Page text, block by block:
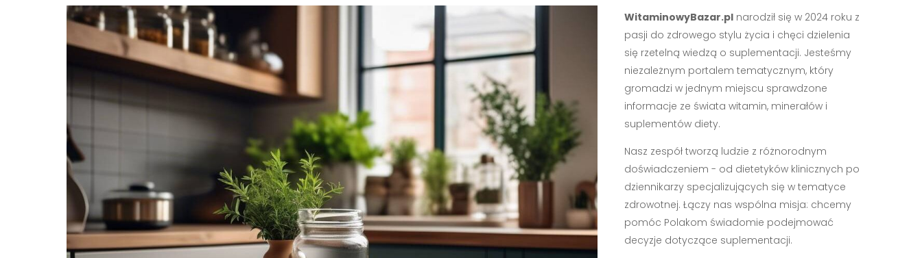
WitaminowyBazar.plnarodził się w 2024 roku z
pasji do zdrowego stylu życia i chęci dzielenia
się rzetelną wiedzą o suplementacji. Jesteśmy
niezależnym portalem tematycznym, który
gromadzi w jednym miejscu sprawdzone
informacje ze świata witamin, minerałów i
suplementów diety.
Nasz zespół tworzą ludzie z różnorodnym
doświadczeniem - od dietetyków klinicznych po
dziennikarzy specjalizujących się w tematyce
zdrowotnej. Łączy nas wspólna misja: chcemy
pomóc Polakom świadomie podejmować
decyzje dotyczące suplementacji.